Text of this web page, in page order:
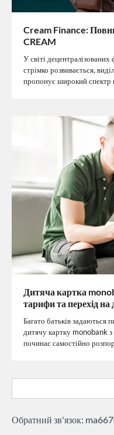
Cream Finance:
CREAM
У світі
стрімко розвивається,
пропонує широкий спектр
Дитяча картка
тарифи та перехід на
Багато батьків
дитячу картку monobank з
починає самостійно
Обратний зв'язок: